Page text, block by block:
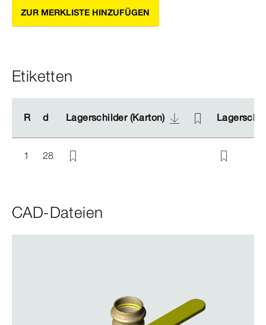
ZUR MERKLISTE HINZUFÜGEN
Etiketten
R d Lagerschilder (Karton)
R d Lagerschilder (Karton)
1 28
CAD-Dateien